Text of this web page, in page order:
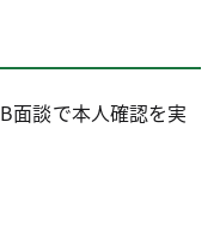
面談で本人確認を実